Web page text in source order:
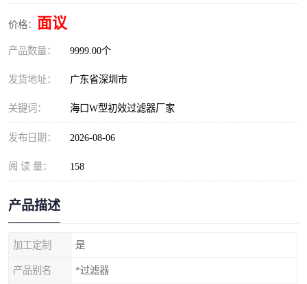
价格： 面议
产品数量： 9999.00个
发货地址： 广东省深圳市
关键词： 海口W型初效过滤器厂家
发布日期： 2026-08-06
阅 读 量： 158
产品描述
加工定制 是
产品别名 *过滤器